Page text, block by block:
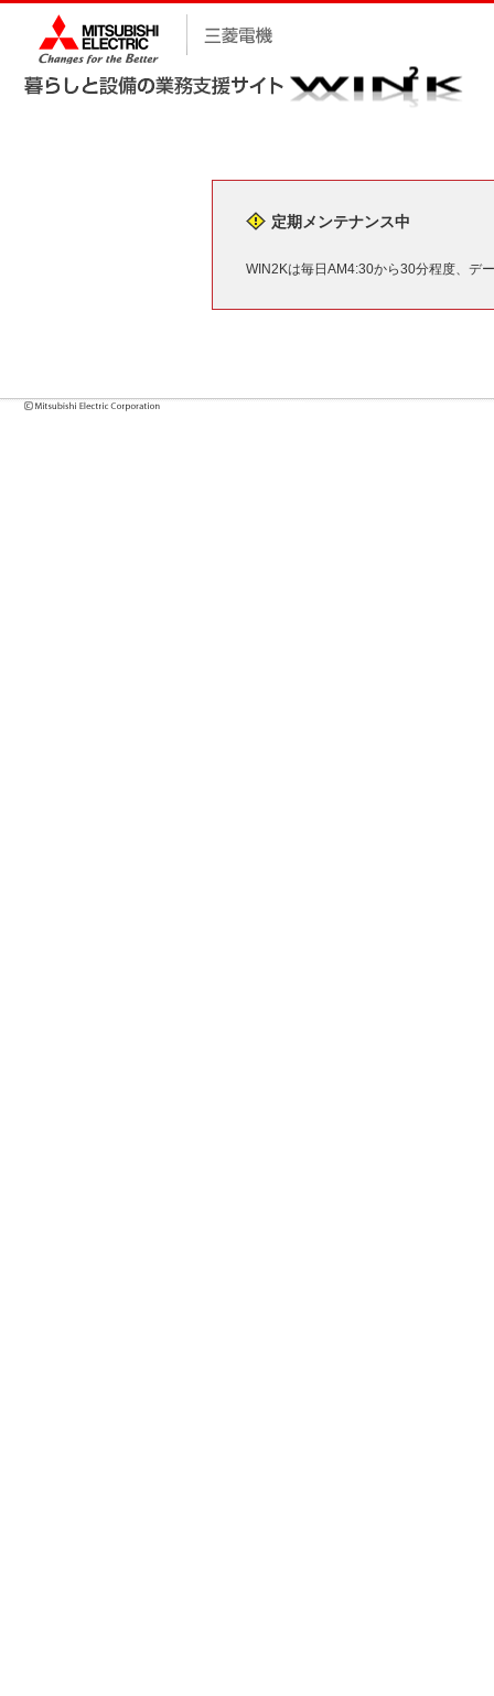
定期メンテナンス中
WIN2Kは毎日AM4:30から30分程度、デ